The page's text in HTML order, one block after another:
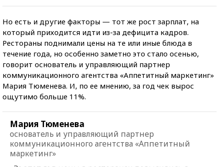
Но есть и другие факторы — тот же рост зарплат, на
который приходится идти из-за дефицита кадров.
Рестораны поднимали цены на те или иные блюда в
течение года, но особенно заметно это стало осенью,
говорит основатель и управляющий партнер
коммуникационного агентства «Аппетитный маркетинг»
Мария Тюменева. И, по ее мнению, за год чек вырос
ощутимо больше 11%.
Мария Тюменева
основатель и управляющий партнер
коммуникационного агентства «Аппетитный
маркетинг»